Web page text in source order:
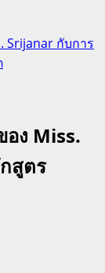
Srijanar กับการ
ง Miss.
สูตร